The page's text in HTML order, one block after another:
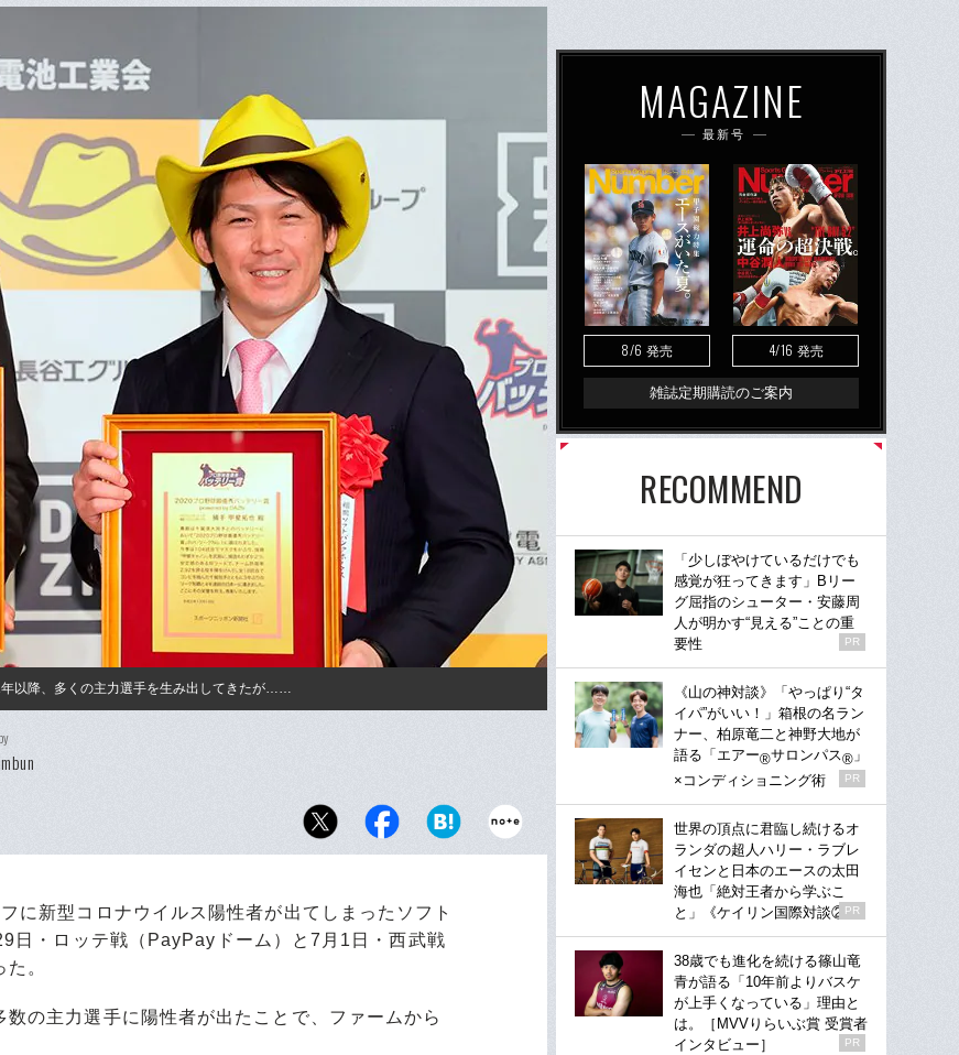
以降、多くの主力選手を生み出してきたが……
新型コロナウイルス陽性者が出てしまったソフト
日・ロッテ戦（PayPayドーム）と7月1日・西武戦
。
の主力選手に陽性者が出たことで、ファームから
MAGAZINE
最新号
8/6 発売 4/16 発売
雑誌定期購読のご案内
RECOMMEND
「少しぼやけているだけでも
感覚が狂ってきます」Bリー
グ屈指のシューター・安藤周
人が明かす“見える”ことの重
要性
PR
《山の神対談》「やっぱり“タ
イパ”がいい！」箱根の名ラン
ナー、柏原竜二と神野大地が
語る「エアー®サロンパス® 」
×コンディショニング術
PR
世界の頂点に君臨し続けるオ
ランダの超人ハリー・ラブレ
イセンと日本のエースの太田
海也「絶対王者から学ぶこ
と」《ケイリン国際対談②》
PR
38歳でも進化を続ける篠山竜
青が語る「10年前よりバスケ
が上手くなっている」理由と
は。［MVVりらいぶ賞 受賞者
インタビュー］
PR